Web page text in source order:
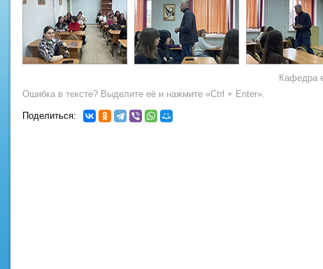
Кафедра
Ошибка в тексте? Выделите её и нажмите «Ctrl + Enter».
Поделиться: